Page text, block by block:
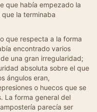
que había empezado la
la terminaba
que respecta a la forma
encontrado varios
una gran irregularidad;
absoluta sobre el que
ángulos eran,
o huecos que se
La forma general del
parecía ser